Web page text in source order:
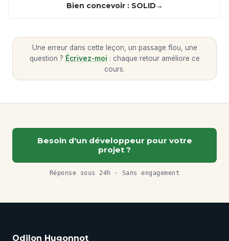
Bien concevoir : SOLID
Une erreur dans cette leçon, un passage flou, une
question ? Écrivez-moi : chaque retour améliore ce
cours.
Besoin d'un développeur pour votre
projet ?
Réponse sous 24h · Sans engagement
Odilon Hugonnot